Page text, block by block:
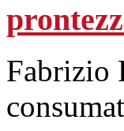
Fabrizio